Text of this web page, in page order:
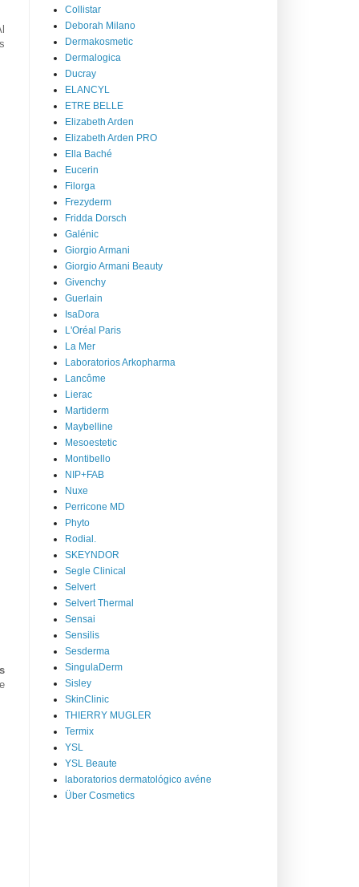
Collistar
Deborah Milano
Dermakosmetic
Dermalogica
Ducray
ELANCYL
ETRE BELLE
Elizabeth Arden
Elizabeth Arden PRO
Ella Baché
Eucerin
Filorga
Frezyderm
Fridda Dorsch
Galénic
Giorgio Armani
Giorgio Armani Beauty
Givenchy
Guerlain
IsaDora
L'Oréal Paris
La Mer
Laboratorios Arkopharma
Lancôme
Lierac
Martiderm
Maybelline
Mesoestetic
Montibello
NIP+FAB
Nuxe
Perricone MD
Phyto
Rodial.
SKEYNDOR
Segle Clinical
Selvert
Selvert Thermal
Sensai
Sensilis
Sesderma
SingulaDerm
Sisley
SkinClinic
THIERRY MUGLER
Termix
YSL
YSL Beaute
laboratorios dermatológico avéne
Über Cosmetics